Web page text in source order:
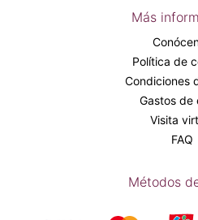
Más
Política de
Condiciones
Gastos de
Visita
FAQ
Métodos